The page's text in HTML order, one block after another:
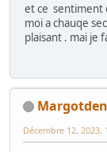
et ce sentiment
moi a chauqe
plaisant . mai je
Décembre 12, 2023,